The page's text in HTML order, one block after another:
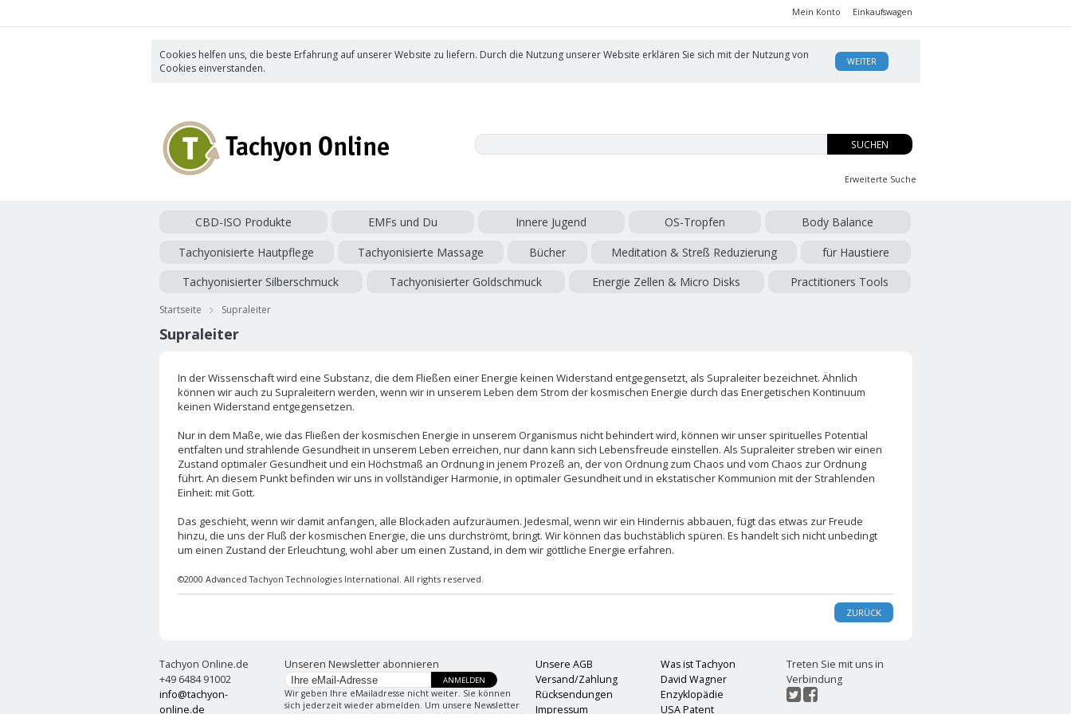
Mein Konto Einkaufswagen
Cookies helfen uns, die beste Erfahrung auf unserer Website zu liefern. Durch die Nutzung unserer Website erklären Sie sich mit der Nutzung von
Cookies einverstanden.
WEITER
SUCHEN
Erweiterte Suche
CBD-ISO Produkte EMFs und Du Innere Jugend OS-Tropfen
Body Balance
Tachyonisierte Hautpflege
Tachyonisierte Massage Bücher Meditation & Streß Reduzierung
für Haustiere
Tachyonisierter Silberschmuck
Tachyonisierter Goldschmuck Energie Zellen & Micro Disks Practitioners Tools
Startseite Supraleiter
Supraleiter
In der Wissenschaft wird eine Substanz, die dem Fließen einer Energie keinen Widerstand entgegensetzt, als Supraleiter bezeichnet. Ähnlich
können wir auch zu Supraleitern werden, wenn wir in unserem Leben dem Strom der kosmischen Energie durch das Energetischen Kontinuum
keinen Widerstand entgegensetzen.
Nur in dem Maße, wie das Fließen der kosmischen Energie in unserem Organismus nicht behindert wird, können wir unser spirituelles Potential
entfalten und strahlende Gesundheit in unserem Leben erreichen, nur dann kann sich Lebensfreude einstellen. Als Supraleiter streben wir einen
Zustand optimaler Gesundheit und ein Höchstmaß an Ordnung in jenem Prozeß an, der von Ordnung zum Chaos und vom Chaos zur Ordnung
führt. An diesem Punkt befinden wir uns in vollständiger Harmonie, in optimaler Gesundheit und in ekstatischer Kommunion mit der Strahlenden
Einheit: mit Gott.
Das geschieht, wenn wir damit anfangen, alle Blockaden aufzuräumen. Jedesmal, wenn wir ein Hindernis abbauen, fügt das etwas zur Freude
hinzu, die uns der Fluß der kosmischen Energie, die uns durchströmt, bringt. Wir können das buchstäblich spüren. Es handelt sich nicht unbedingt
um einen Zustand der Erleuchtung, wohl aber um einen Zustand, in dem wir göttliche Energie erfahren.
©2000 Advanced Tachyon Technologies International. All rights reserved.
ZURÜCK
Tachyon Online.de
+49 6484 91002
info@tachyon-
online.de
Unseren Newsletter abonnieren
ANMELDEN
Wir geben Ihre eMailadresse nicht weiter. Sie können
sich jederzeit wieder abmelden. Um unsere Newsletter
Unsere AGB
Versand/Zahlung
Rücksendungen
Impressum
Was ist Tachyon
David Wagner
Enzyklopädie
USA Patent
Treten Sie mit uns in
Verbindung